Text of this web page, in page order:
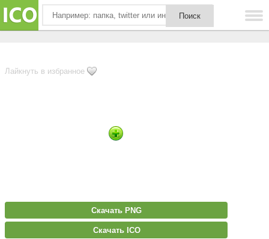
Лайкнуть в избранное
Скачать PNG
Скачать ICO